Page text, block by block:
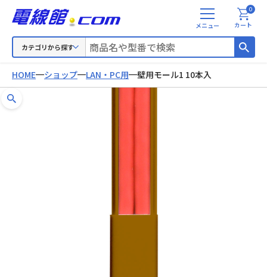
カテゴリから探す
メ
ニ
カート
0
HOME ショップ LAN・PC用 壁用モール1 10本入